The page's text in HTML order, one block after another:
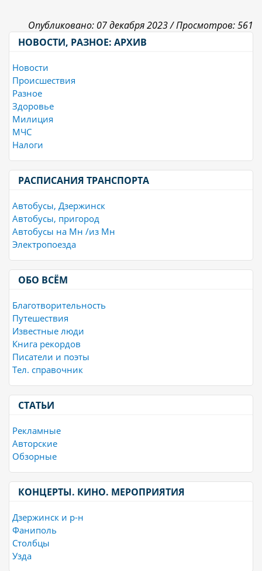
Опубликовано: 07 декабря 2023 /Просмотров: 561
НОВОСТИ, РАЗНОЕ: АРХИВ
Новости
Происшествия
Разное
Здоровье
Милиция
МЧС
Налоги
РАСПИСАНИЯ ТРАНСПОРТА
Автобусы, Дзержинск
Автобусы, пригород
Автобусы на Мн /из Мн
Электропоезда
ОБО ВСЁМ
Благотворительность
Путешествия
Известные люди
Книга рекордов
Писатели и поэты
Тел. справочник
СТАТЬИ
Рекламные
Авторские
Обзорные
КОНЦЕРТЫ. КИНО. МЕРОПРИЯТИЯ
Дзержинск и р-н
Фаниполь
Столбцы
Узда